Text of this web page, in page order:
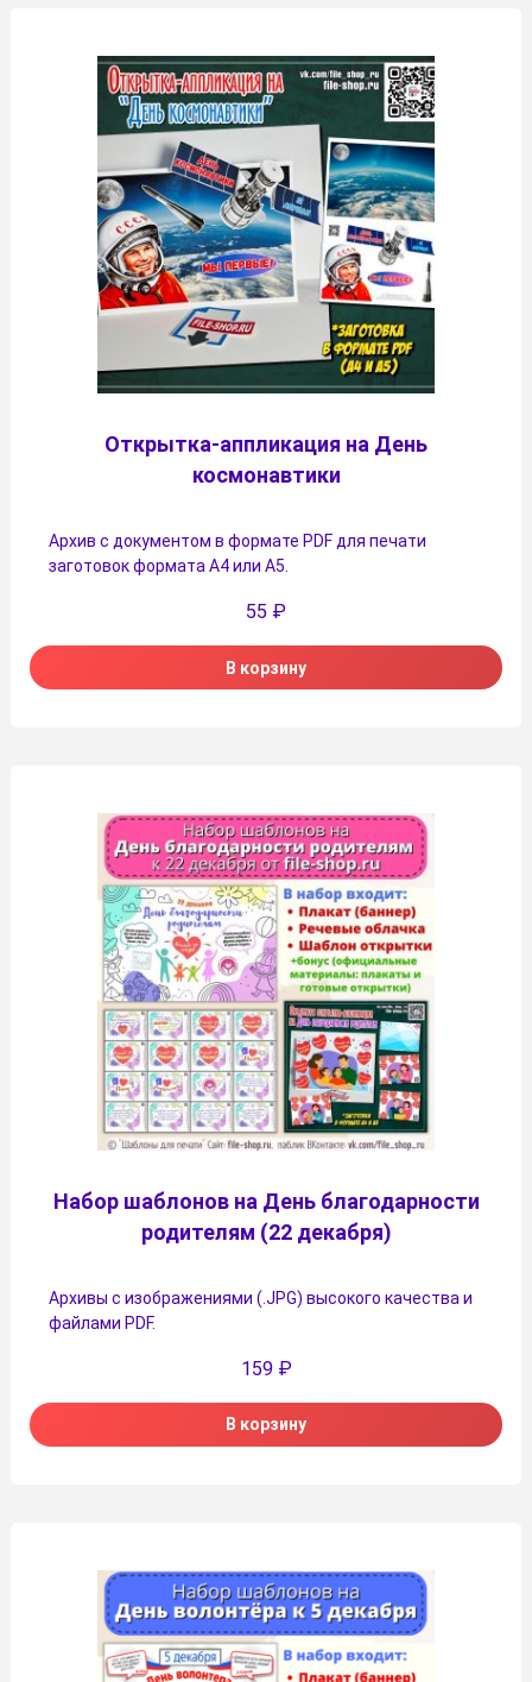
Открытка-аппликация на День
космонавтики
Архив с документом в формате PDF для печати
заготовок формата А4 или А5.
55 ₽
В корзину
Набор шаблонов на День благодарности
родителям (22 декабря)
Архивы с изображениями (.JPG) высокого качества и
файлами PDF.
159 ₽
В корзину